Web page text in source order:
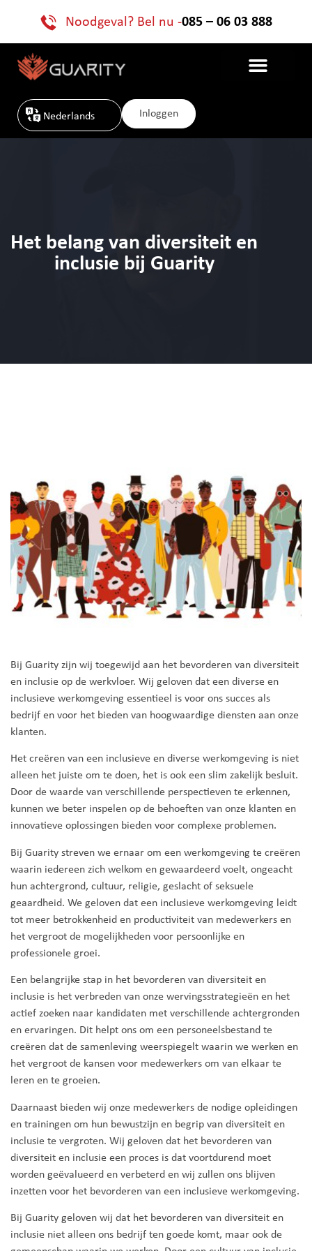
Noodgeval? Bel nu -085 – 06 03 888
Nederlands Inloggen
Het belang van diversiteit en
inclusie bij Guarity
Bij Guarity zijn wij toegewijd aan het bevorderen van diversiteit
en inclusie op de werkvloer. Wij geloven dat een diverse en
inclusieve werkomgeving essentieel is voor ons succes als
bedrijf en voor het bieden van hoogwaardige diensten aan onze
klanten.
Het creëren van een inclusieve en diverse werkomgeving is niet
alleen het juiste om te doen, het is ook een slim zakelijk besluit.
Door de waarde van verschillende perspectieven te erkennen,
kunnen we beter inspelen op de behoeften van onze klanten en
innovatieve oplossingen bieden voor complexe problemen.
Bij Guarity streven we ernaar om een werkomgeving te creëren
waarin iedereen zich welkom en gewaardeerd voelt, ongeacht
hun achtergrond, cultuur, religie, geslacht of seksuele
geaardheid. We geloven dat een inclusieve werkomgeving leidt
tot meer betrokkenheid en productiviteit van medewerkers en
het vergroot de mogelijkheden voor persoonlijke en
professionele groei.
Een belangrijke stap in het bevorderen van diversiteit en
inclusie is het verbreden van onze wervingsstrategieën en het
actief zoeken naar kandidaten met verschillende achtergronden
en ervaringen. Dit helpt ons om een personeelsbestand te
creëren dat de samenleving weerspiegelt waarin we werken en
het vergroot de kansen voor medewerkers om van elkaar te
leren en te groeien.
Daarnaast bieden wij onze medewerkers de nodige opleidingen
en trainingen om hun bewustzijn en begrip van diversiteit en
inclusie te vergroten. Wij geloven dat het bevorderen van
diversiteit en inclusie een proces is dat voortdurend moet
worden geëvalueerd en verbeterd en wij zullen ons blijven
inzetten voor het bevorderen van een inclusieve werkomgeving.
Bij Guarity geloven wij dat het bevorderen van diversiteit en
inclusie niet alleen ons bedrijf ten goede komt, maar ook de